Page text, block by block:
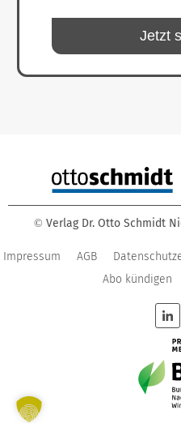
Jetzt
© Verlag Dr. Otto Schmidt
Impressum AGB
Abo kündigen